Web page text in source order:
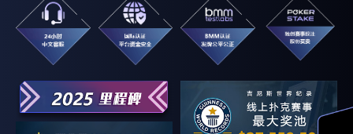
1月12日
APL 系列: ¥110 十二生肖狗超深筹赛
7人桌快速
¥100,000
1月12日 22:40 APL 系列: ¥5,500 奥马哈赏金豪客赛 ¥5,500 ¥75,000
1月12日 APL 系列: ¥550 奥马哈赏金赛 ¥50,000
1月12日 23:00 APL 系列: ¥770 周日赏金赛 [急速] ¥770 ¥200,000
1月12日 23:00
APL 系列: ¥77 十二生肖猪赏金收官赛
急速
¥77 ¥100,000